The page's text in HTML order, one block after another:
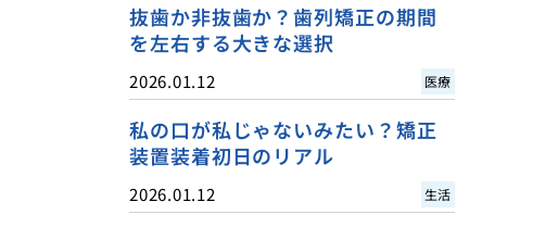
抜歯か非抜歯か？歯列矯正の期間
を左右する大きな選択
2026.01.12 医療
私の口が私じゃないみたい？矯正
装置装着初日のリアル
2026.01.12 生活